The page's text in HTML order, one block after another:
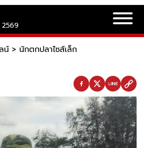
2569
น์ > นักตกปลาไซส์เล็ก